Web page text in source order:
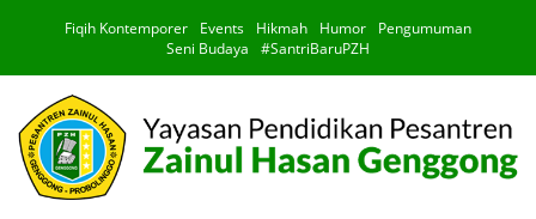
Fiqih Kontemporer Events Hikmah Humor
Pengumuman
Seni Budaya
#SantriBaruPZH